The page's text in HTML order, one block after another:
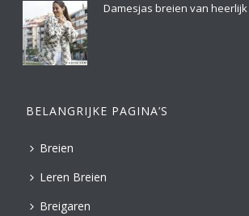
Damesjas breien van
BELANGRIJKE PAGINA’S
Breien
Leren Breien
Breigaren